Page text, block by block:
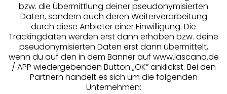
Beratung
Über uns
Rechtliches
bzw. die Übermittlung deiner pseudonymisierten
Daten, sondern auch deren Weiterverarbeitung
durch diese Anbieter einer Einwilligung. Die
Trackingdaten werden erst dann erhoben bzw. deine
pseudonymisierten Daten erst dann übermittelt,
wenn du auf den in dem Banner auf www.lascana.de
/ APP wiedergebenden Button „OK” anklickst. Bei den
Partnern handelt es sich um die folgenden
Unternehmen: